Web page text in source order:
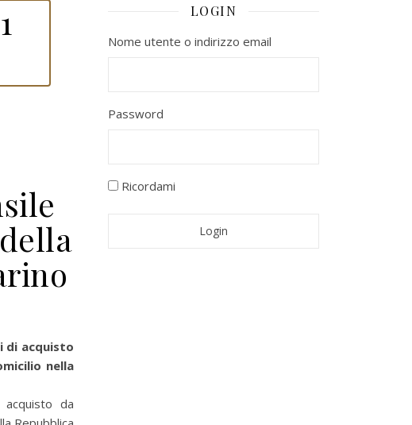
di acquisto
nella
acquisto da
LOGIN
Nome utente o indirizzo email
Password
Ricordami